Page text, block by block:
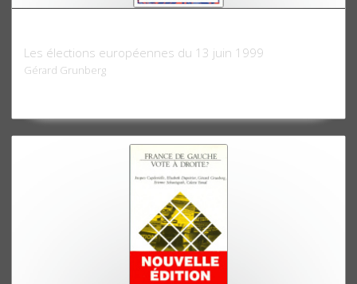
Les élections européennes du 13 juin 1999
Gérard Grunberg